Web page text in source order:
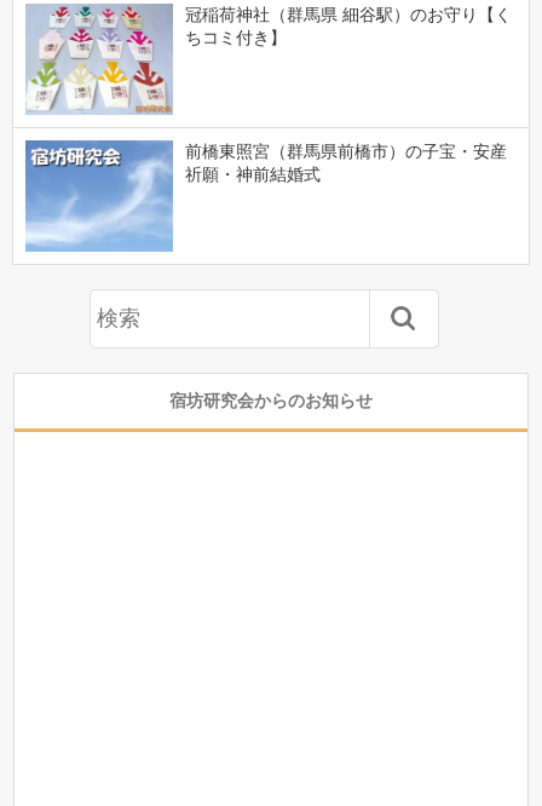
冠稲荷神社（群馬県 細谷駅）のお守り【く
ちコミ付き】
前橋東照宮（群馬県前橋市）の子宝・安産
祈願・神前結婚式
宿坊研究会からのお知らせ